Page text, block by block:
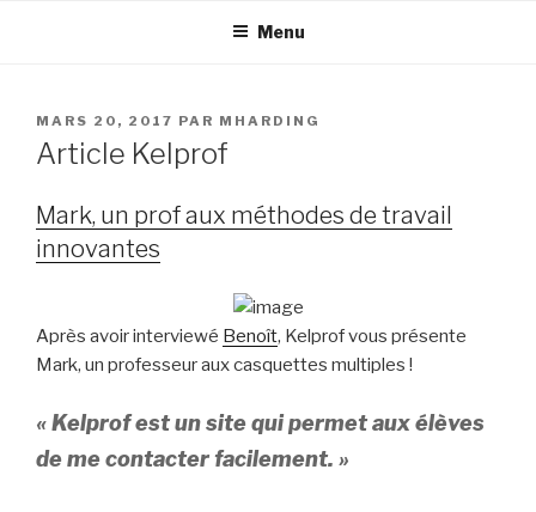
Menu
PUBLIÉ
LE
MARS 20, 2017 PAR MHARDING
Article Kelprof
Mark, un prof aux méthodes de travail
innovantes
Après avoir interviewé Benoît, Kelprof vous présente
Mark, un professeur aux casquettes multiples !
« Kelprof est un site qui permet aux élèves
de me contacter facilement. »